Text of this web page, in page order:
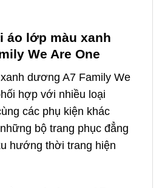
áo lớp màu xanh
We Are One
dương A7 Family We
hợp với nhiều loại
các phụ kiện khác
bộ trang phục đẳng
hướng thời trang hiện